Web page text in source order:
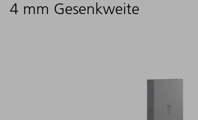
4 mm Gesenkweite